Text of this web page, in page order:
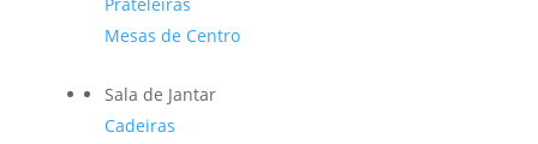
Mesas de Centro
Sala de Jantar
Cadeiras